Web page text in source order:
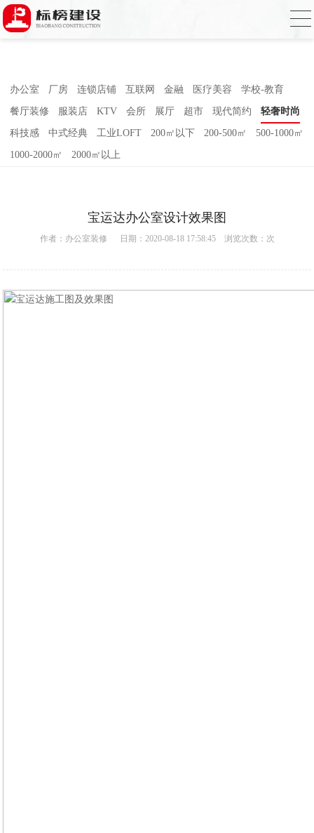
香蕉视频在线免费,香蕉视频导航,黄色香蕉
视频下载,91香蕉APP成人污在线观看
办公室 厂房 连锁店铺 互联网 金融 医疗美容 学校-教育
餐厅装修 服装店 KTV 会所 展厅 超市 现代简约 轻奢时尚
科技感 中式经典 工业LOFT 200㎡以下 200-500㎡ 500-1000㎡
1000-2000㎡ 2000㎡以上
宝运达办公室设计效果图
作者： 办公室装修 日期：2020-08-18 17:58:45 浏览次数： 次